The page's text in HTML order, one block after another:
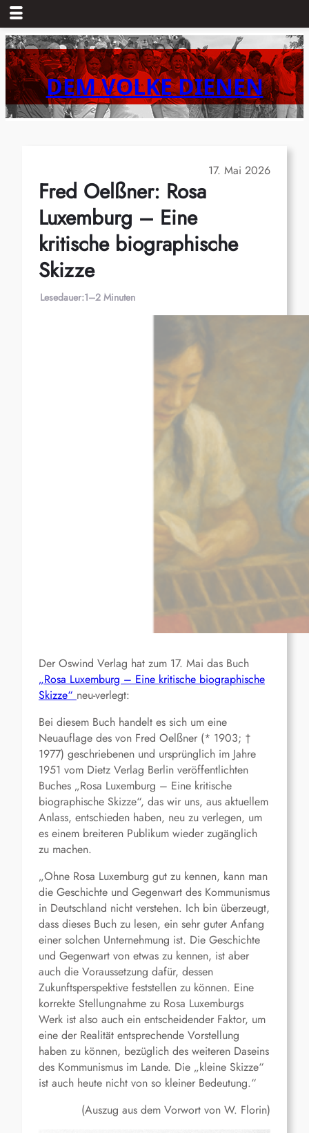
Zum
Inhalt
springenDEM VOLKE DIENEN
17. Mai 2026
Fred Oelßner: Rosa
Luxemburg – Eine
kritische biographische
Skizze
Lesedauer:1–2 Minuten
Der Oswind Verlag hat zum 17. Mai das Buch
„Rosa Luxemburg – Eine kritische biographische
Skizze“ neu-verlegt:
Bei diesem Buch handelt es sich um eine
Neuauflage des von Fred Oelßner (* 1903; †
1977) geschriebenen und ursprünglich im Jahre
1951 vom Dietz Verlag Berlin veröffentlichten
Buches „Rosa Luxemburg – Eine kritische
biographische Skizze“, das wir uns, aus aktuellem
Anlass, entschieden haben, neu zu verlegen, um
es einem breiteren Publikum wieder zugänglich
zu machen.
„Ohne Rosa Luxemburg gut zu kennen, kann man
die Geschichte und Gegenwart des Kommunismus
in Deutschland nicht verstehen. Ich bin überzeugt,
dass dieses Buch zu lesen, ein sehr guter Anfang
einer solchen Unternehmung ist. Die Geschichte
und Gegenwart von etwas zu kennen, ist aber
auch die Voraussetzung dafür, dessen
Zukunftsperspektive feststellen zu können. Eine
korrekte Stellungnahme zu Rosa Luxemburgs
Werk ist also auch ein entscheidender Faktor, um
eine der Realität entsprechende Vorstellung
haben zu können, bezüglich des weiteren Daseins
des Kommunismus im Lande. Die „kleine Skizze“
ist auch heute nicht von so kleiner Bedeutung.“
(Auszug aus dem Vorwort von W. Florin)